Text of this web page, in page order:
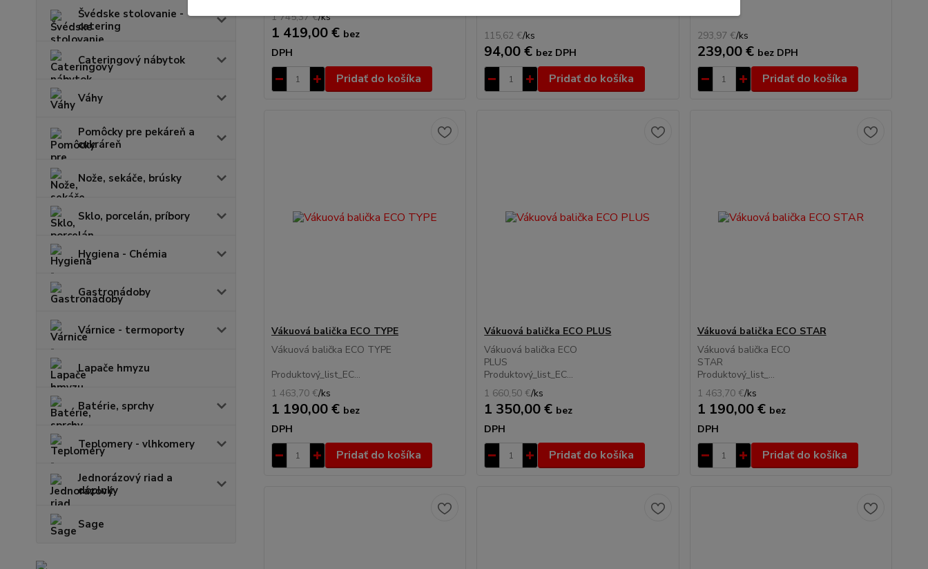
Švédske stolovanie -
catering
Cateringový nábytok
Váhy
Pomôcky pre pekáreň a
cukráreň
Nože, sekáče, brúsky
Sklo, porcelán, príbory
Hygiena - Chémia
Gastronádoby
Várnice - termoporty
Lapače hmyzu
Batérie, sprchy
Teplomery - vlhkomery
Jednorázový riad a
doplnky
Sage
1 745,37 €/ks
1 419,00 € bez
DPH
Pridať do košíka
115,62 €/ks
94,00 € bez DPH
Pridať do košíka
293,97 €/ks
239,00 € bez DPH
Pridať do košíka
Vákuová balička ECO TYPE
Vákuová balička ECO TYPE
Produktový_list_EC...
1 463,70 €/ks
1 190,00 € bez
DPH
Pridať do košíka
Vákuová balička ECO PLUS
Vákuová balička ECO
PLUS
Produktový_list_EC...
1 660,50 €/ks
1 350,00 € bez
DPH
Pridať do košíka
Vákuová balička ECO STAR
Vákuová balička ECO
STAR
Produktový_list_...
1 463,70 €/ks
1 190,00 € bez
DPH
Pridať do košíka